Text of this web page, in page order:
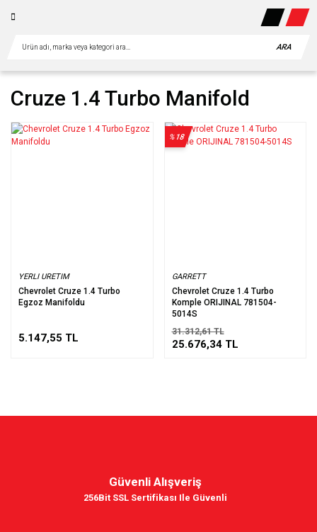
ARA
Cruze 1.4 Turbo Manifold
YERLI URETIM
Chevrolet Cruze 1.4 Turbo
Egzoz Manifoldu
5.147,55 TL
GARRETT
Chevrolet Cruze 1.4 Turbo
Komple ORIJINAL 781504-
5014S
%18
31.312,61 TL
25.676,34 TL
Güvenli Alışveriş
256Bit SSL Sertifikası Ile Güvenli